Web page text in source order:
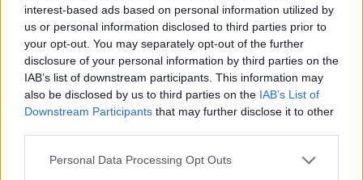
interest-based ads based on personal information utilized by
us or personal information disclosed to third parties prior to
your opt-out. You may separately opt-out of the further
disclosure of your personal information by third parties on the
IAB’s list of downstream participants. This information may
also be disclosed by us to third parties on the IAB’s List of
Downstream Participants that may further disclose it to other
Personal Data Processing Opt Outs
A Liquid tylko będzie czyhać na gorszą dyspozycję
Josepha "Jojopyuna" Joona Pyuna i jego kolegów.
Wszak TL w fazie pucharowej LCS jak na razie pokazuje
się bardzo stabilnie i co najważniejsze, bardzo dobrze.
Najpierw prowadziło niezwykle zacięty bój z FLY, gdzie
ostatecznie musiało uznać wyższość Kacpra "Inspireda"
Słomy i spółki. W dolnej drabince natomiast szło już
wszystko łatwiej, bo najpierw brygadzie Jeonga